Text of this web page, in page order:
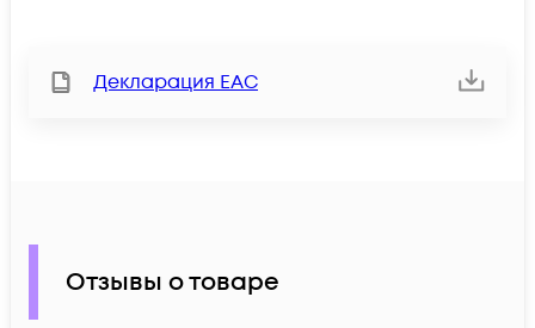
Декларация ЕАС
Отзывы о товаре